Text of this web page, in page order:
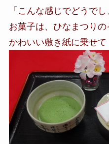
「こんな感じでどうでし
お菓子は、ひなまつり
かわいい敷き紙に乗せて